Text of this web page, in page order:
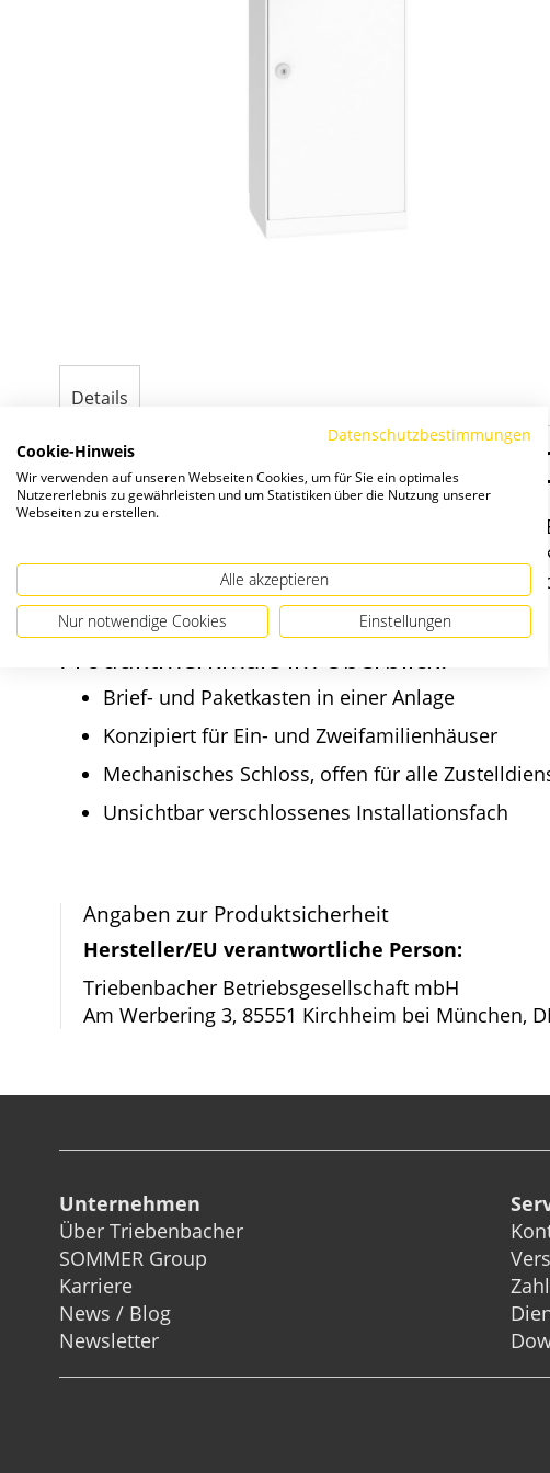
Bildergalerie
Details
Brief- und Paketkasten
Die Brief- und Paketkästen QUBO sind konzipiert
oder zwei Briefkästen sowie mit oder ohne
verzinktem, pulverbeschichtetem Stahl in
Produktmerkmale im Überblick:
Brief- und Paketkasten in einer Anlage
Konzipiert für Ein- und Zweifamilienhäuser
Mechanisches Schloss, offen für alle
Unsichtbar verschlossenes Installationsfach
Angaben zur Produktsicherheit
Hersteller/EU verantwortliche Person:
Triebenbacher Betriebsgesellschaft mbH
Am Werbering 3, 85551 Kirchheim bei München,
Unternehmen
Über Triebenbacher
SOMMER Group
Karriere
News / Blog
Newsletter
Datenschutzbestimmungen
Cookie-Hinweis
Wir verwenden auf unseren Webseiten Cookies, um für Sie ein optimales
Nutzererlebnis zu gewährleisten und um Statistiken über die Nutzung unserer
Webseiten zu erstellen.
Alle akzeptieren
Nur notwendige Cookies Einstellungen